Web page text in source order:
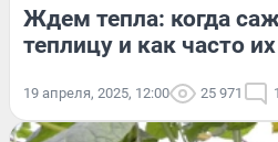
Ждем тепла: когда
теплицу и как часто
19 апреля, 2025, 12:00 25 971